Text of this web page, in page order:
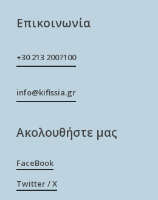
Επικοινωνία
+30 213 2007100
info@kifissia.gr
Ακολουθήστε μας
FaceBook
Twitter / X